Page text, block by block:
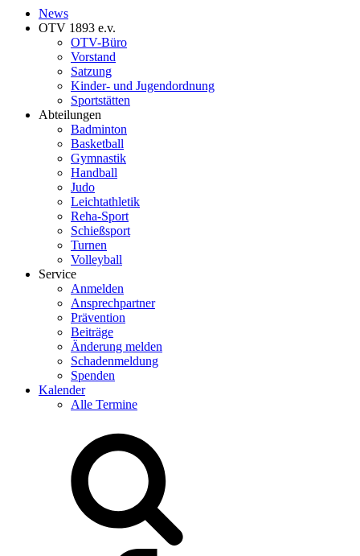
News
OTV 1893 e.v.
OTV-Büro
Vorstand
Satzung
Kinder- und Jugendordnung
Sportstätten
Abteilungen
Badminton
Basketball
Gymnastik
Handball
Judo
Leichtathletik
Reha-Sport
Schießsport
Turnen
Volleyball
Service
Anmelden
Ansprechpartner
Prävention
Beiträge
Änderung melden
Schadenmeldung
Spenden
Kalender
Alle Termine